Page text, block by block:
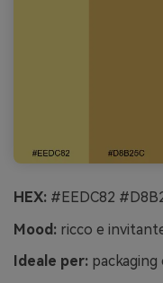
HEX: #EEDC82
Mood: ricco e
Ideale per: